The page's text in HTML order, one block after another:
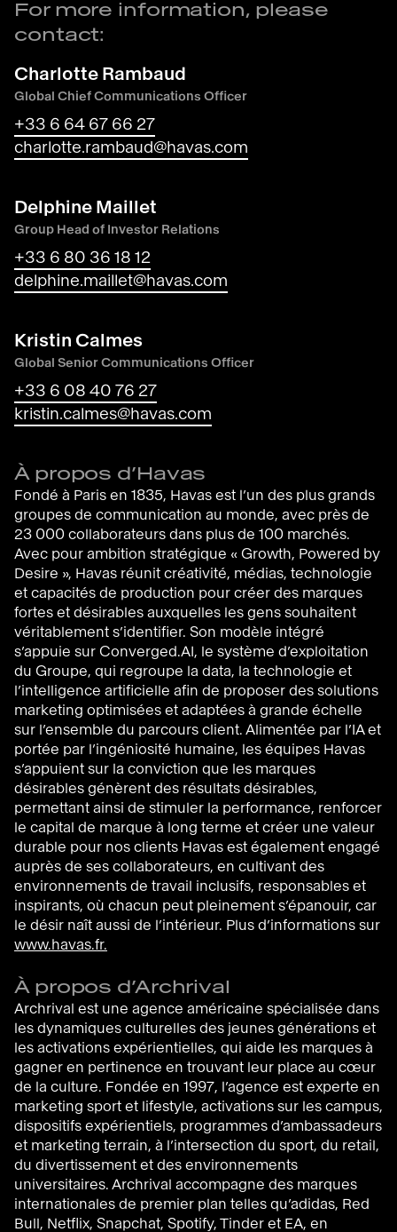
For more information, please
contact:
Charlotte Rambaud
Global Chief Communications Officer
+33 6 64 67 66 27
charlotte.rambaud@havas.com
Delphine Maillet
Group Head of Investor Relations
+33 6 80 36 18 12
delphine.maillet@havas.com
Kristin Calmes
Global Senior Communications Officer
+33 6 08 40 76 27
kristin.calmes@havas.com
À propos d’Havas
Fondé à Paris en 1835, Havas est l’un des plus grands
groupes de communication au monde, avec près de
23 000 collaborateurs dans plus de 100 marchés.
Avec pour ambition stratégique « Growth, Powered by
Desire », Havas réunit créativité, médias, technologie
et capacités de production pour créer des marques
fortes et désirables auxquelles les gens souhaitent
véritablement s’identifier. Son modèle intégré
s’appuie sur Converged.AI, le système d’exploitation
du Groupe, qui regroupe la data, la technologie et
l’intelligence artificielle afin de proposer des solutions
marketing optimisées et adaptées à grande échelle
sur l’ensemble du parcours client. Alimentée par l’IA et
portée par l’ingéniosité humaine, les équipes Havas
s’appuient sur la conviction que les marques
désirables génèrent des résultats désirables,
permettant ainsi de stimuler la performance, renforcer
le capital de marque à long terme et créer une valeur
durable pour nos clients Havas est également engagé
auprès de ses collaborateurs, en cultivant des
environnements de travail inclusifs, responsables et
inspirants, où chacun peut pleinement s’épanouir, car
le désir naît aussi de l’intérieur. Plus d’informations sur
www.havas.fr.
À propos d’Archrival
Archrival est une agence américaine spécialisée dans
les dynamiques culturelles des jeunes générations et
les activations expérientielles, qui aide les marques à
gagner en pertinence en trouvant leur place au cœur
de la culture. Fondée en 1997, l’agence est experte en
marketing sport et lifestyle, activations sur les campus,
dispositifs expérientiels, programmes d’ambassadeurs
et marketing terrain, à l’intersection du sport, du retail,
du divertissement et des environnements
universitaires. Archrival accompagne des marques
internationales de premier plan telles qu’adidas, Red
Bull, Netflix, Snapchat, Spotify, Tinder et EA, en